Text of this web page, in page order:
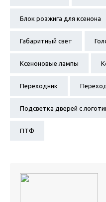
Блок розжига для ксенона
Габаритный свет
Ксеноновые лампы
Переходник
Подсветка дверей с
ПТФ